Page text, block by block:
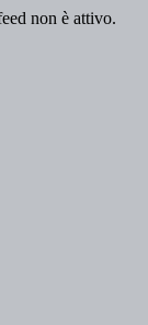
non è attivo.